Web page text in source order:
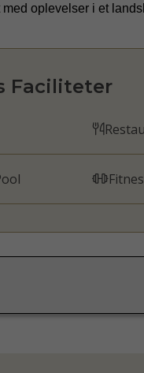
med oplevelser i et
Faciliteter